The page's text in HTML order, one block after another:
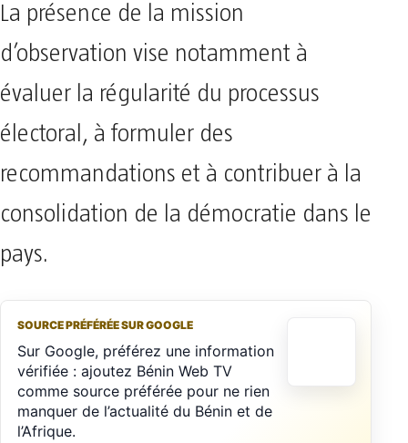
La présence de la mission
d’observation vise notamment à
évaluer la régularité du processus
électoral, à formuler des
recommandations et à contribuer à la
consolidation de la démocratie dans le
pays.
SOURCE PRÉFÉRÉE SUR GOOGLE
Sur Google, préférez une information
vérifiée : ajoutez Bénin Web TV
comme source préférée pour ne rien
manquer de l’actualité du Bénin et de
l’Afrique.